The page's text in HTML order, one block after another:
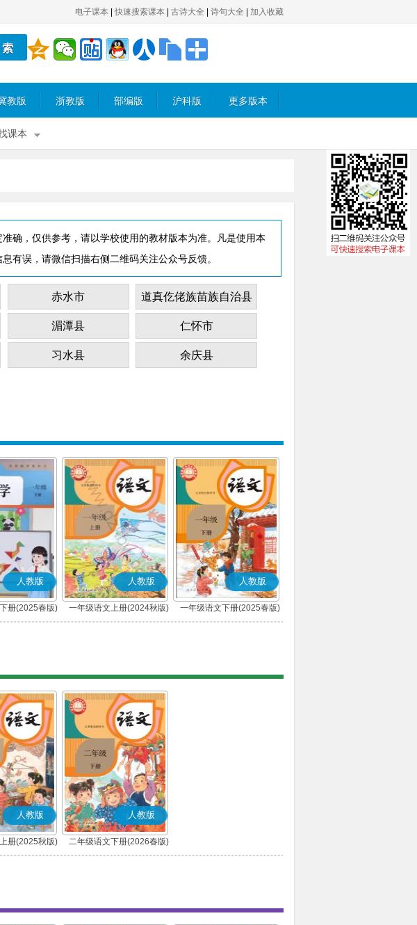
电子课本 快速搜索课本 古诗大全 诗句大全 加入收藏
教版 浙教版 部编版 沪科版 更多版本
课本
确，仅供参考，请以学校使用的教材版本为准。凡是使用本
有误，请微信扫描右侧二维码关注公众号反馈。
赤水市 道真仡佬族苗族自治县
湄潭县 仁怀市
习水县 余庆县
人教版
册(2025春版)
人教版
一年级语文上册(2024秋版)
(部编版)
人教版
一年级语文下册(2025春版)
(部编版)
人教版
册(2025秋版)
编版)
人教版
二年级语文下册(2026春版)
(部编版)